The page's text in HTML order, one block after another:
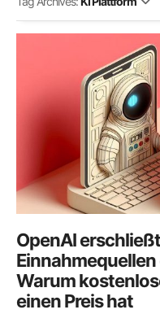
OpenAI
Warum
einen Preis hat